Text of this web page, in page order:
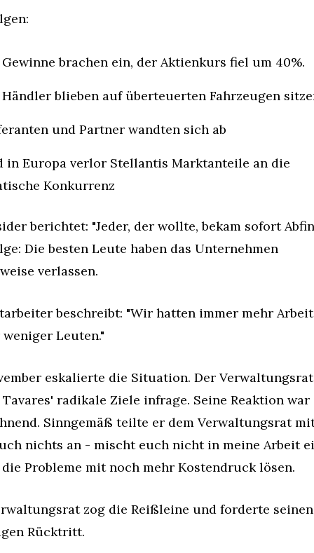
brachen ein, der Aktienkurs fiel um 40%.
blieben auf überteuerten Fahrzeugen
und Partner wandten sich ab
in Europa verlor Stellantis Marktanteile an die
Konkurrenz
berichtet: "Jeder, der wollte, bekam sofort
Die besten Leute haben das Unternehmen
verlassen.
beschreibt: "Wir hatten immer mehr
Leuten."
eskalierte die Situation. Der Verwaltungsrat
radikale Ziele infrage. Seine Reaktion war
Sinngemäß teilte er dem Verwaltungsrat
nichts an - mischt euch nicht in meine Arbeit
Probleme mit noch mehr Kostendruck lösen.
zog die Reißleine und forderte seinen
Rücktritt.